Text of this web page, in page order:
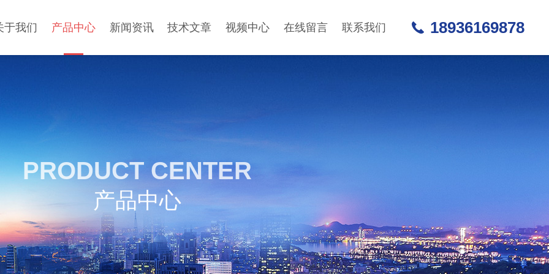
于我们 产品中心 新闻资讯 技术文章 视频中心 在线留言 联系我们 18936169878
PRODUCT CENTER
产品中心